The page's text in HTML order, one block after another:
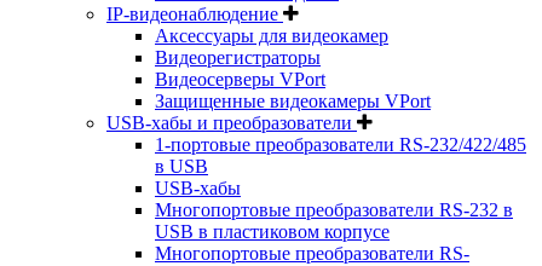
IP-видеонаблюдение
Аксессуары для видеокамер
Видеорегистраторы
Видеосерверы VPort
Защищенные видеокамеры VPort
USB-хабы и преобразователи
1-портовые преобразователи RS-232/422/485
в USB
USB-хабы
Многопортовые преобразователи RS-232 в
USB в пластиковом корпусе
Многопортовые преобразователи RS-